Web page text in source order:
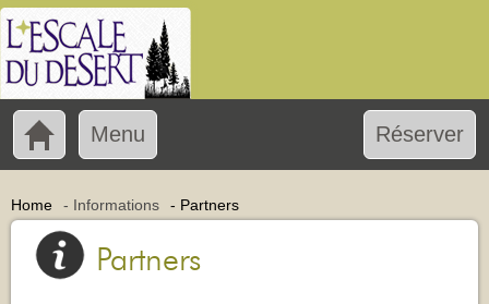
Menu Réserver
Home - Informations - Partners
Partners